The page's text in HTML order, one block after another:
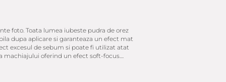
foto. Toata lumea iubeste pudra de orez
dupa aplicare si garanteaza un efect mat
excesul de sebum si poate fi utilizat atat
oferind un efect soft-focus....